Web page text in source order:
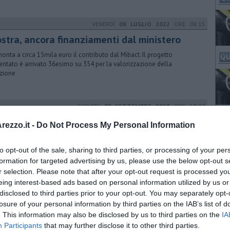
- Do Not Process My Personal Information
opt-out of the sale, sharing to third parties, or processing of your
for targeted advertising by us, please use the below opt-out
selection. Please note that after your opt-out request is processed
interest-based ads based on personal information utilized by us
to third parties prior to your opt-out. You may separately
of your personal information by third parties on the IAB’s list of
This information may also be disclosed by us to third parties on the
Participants that may further disclose it to other third parties.
VENERDÌ 08 LUGLIO 2022 ORE 08:15
ancora finanziamenti dal ministero
a circa 15mila euro il contributo dal Mibact. Il progetto
è arrivato 36esimo su 354 per la valorizzazione della
GIOVEDÌ07 SETTEMBRE 2023ORE 10:27
premio Pieve al via il 14 settembre
dell’Archivio dei diari nel centesimo anniversario della nascita
VENERDÌ
di Ute Lemper ispirato da Paulo Coelho
10 agosto, ad Arezzo, il concerto inaugurale del Festival
con la cantante tedesca. Prosegue con successo la prevendita